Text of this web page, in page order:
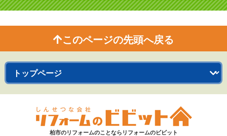
このページの先頭へ戻る
柏市のリフォームのことならリフォームのビビット